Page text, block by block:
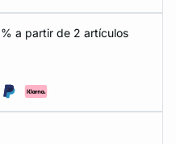
a partir de 2 artículos